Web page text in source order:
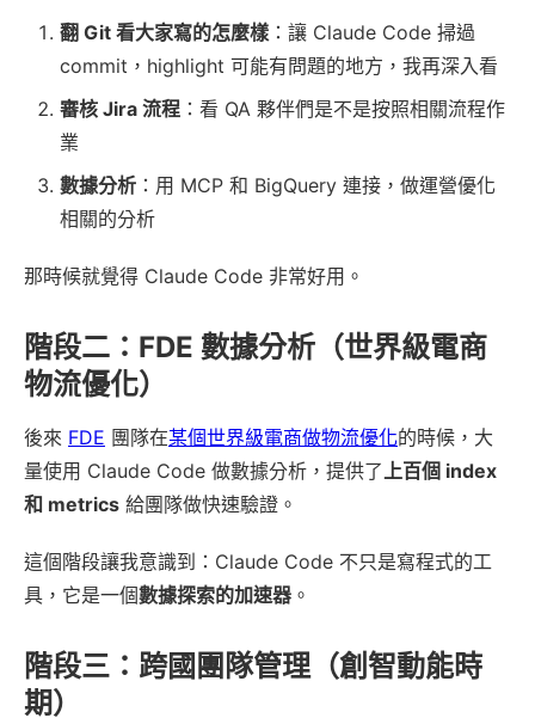
翻 Git 看大家寫的怎麼樣 ：讓 Claude Code 掃過
commit，highlight 可能有問題的地方，我再深入看
審核 Jira 流程 ：看 QA 夥伴們是不是按照相關流程作
業
數據分析 ：用 MCP 和 BigQuery 連接，做運營優化
相關的分析
那時候就覺得 Claude Code 非常好用。
階段二：FDE 數據分析（世界級電商
物流優化）
後來 FDE 團隊在某個世界級電商做物流優化的時候，大
量使用 Claude Code 做數據分析，提供了上百個 index
和 metrics 給團隊做快速驗證。
這個階段讓我意識到：Claude Code 不只是寫程式的工
具，它是一個數據探索的加速器 。
階段三：跨國團隊管理（創智動能時
期）